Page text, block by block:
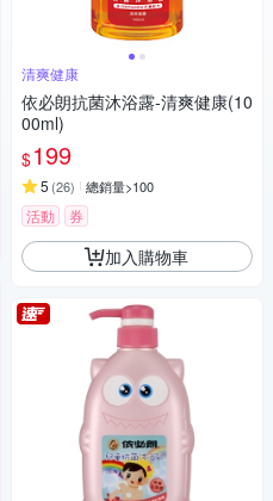
清爽健康
依必朗抗菌沐浴露-清爽健康(10
00ml)
$199
5 (26) 總銷量>100
活動 券
加入購物車